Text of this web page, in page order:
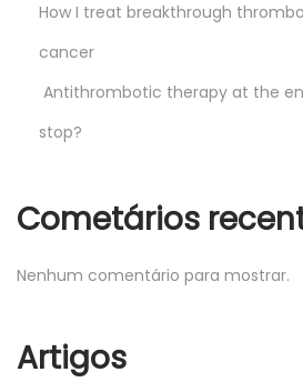
How I treat breakthrough
cancer
Antithrombotic therapy at the
stop?
Cometários
Nenhum comentário para mostrar.
Artigos